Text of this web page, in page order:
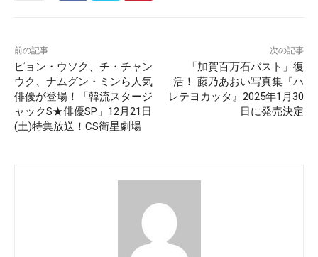
前の記事
ピョン・ウソク、チ・チャン
ウク、ナムグン・ミンら人気
俳優が登場！「韓流スタージ
ャックS★俳優SP」12月21日
(土)特集放送！CS衛星劇場
次の記事
「加賀百万石バスト」復
活！ 藤乃あおい写真集『ハ
レテヨカッタ』2025年1月30
日に発売決定